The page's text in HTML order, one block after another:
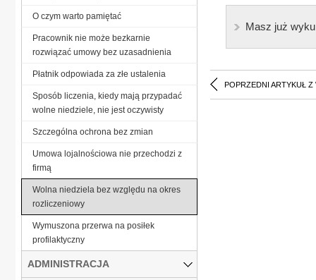
Masz już
POPRZEDNI ARTYKUŁ Z
O czym warto pamiętać
Pracownik nie może bezkarnie
rozwiązać umowy bez uzasadnienia
Płatnik odpowiada za złe ustalenia
Sposób liczenia, kiedy mają przypadać
wolne niedziele, nie jest oczywisty
Szczególna ochrona bez zmian
Umowa lojalnościowa nie przechodzi z
firmą
Wolna niedziela bez względu na okres
rozliczeniowy
Wymuszona przerwa na posiłek
profilaktyczny
ADMINISTRACJA